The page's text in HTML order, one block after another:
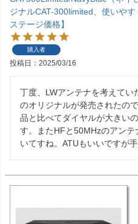
ジナルCAT-300limited、使いや
ステージ価格】
購入者
投稿日 2025/03/16
丁度、LWアンテナを考えてい
のオリジナルが発売されたの
品と比べてダイヤルが大きい
す。またHFと50MHzのアン
いてすね。ATUもいいですが